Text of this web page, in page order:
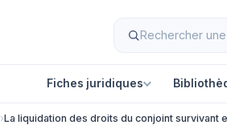
Fiches juridiques
›La liquidation des droits du conjoint survivant